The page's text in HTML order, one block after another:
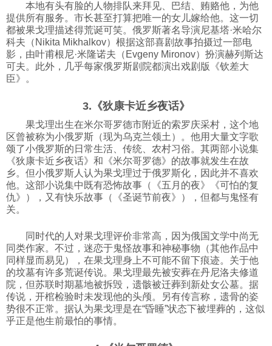
本地有头有脸的人物排队来拜见、巴结、贿赂他，为他
提供所有服务。市长甚至打算把唯一的女儿嫁给他。这一切
都被果戈理描述得荒诞可笑。俄罗斯著名导演尼基塔·米哈尔
科夫（Nikita Mikhalkov）根据这部喜剧故事拍摄过一部电
影，由叶甫根尼·米隆诺夫（Evgeny Mironov）扮演赫列斯达
可夫。此外，几乎每家俄罗斯剧院都演出戏剧版《钦差大
臣》。
3.《狄康卡近乡夜话》
果戈理出生在米尔哥罗德市附近的索罗庆采村，这个地
区曾被称为小俄罗斯（现为乌克兰领土）。他用大量文字歌
颂了小俄罗斯的日常生活、传统、农村习俗。其两部小说集
《狄康卡近乡夜话》和《米尔哥罗德》的故事就发生在故
乡。但小俄罗斯人认为果戈理过于俄罗斯化，因此并不喜欢
他。这部小说集中既有恐怖故事（《五月的夜》《可怕的复
仇》），又有快乐故事（《圣诞节前夜》），但都与鬼怪有
关。
同时代的人对果戈理评价非常高，因为俄国文学中尚无
同类作家。不过，迷恋于鬼怪故事和神秘事物（其他作品中
同样显而易见），在果戈理身上不可能不留下痕迹。关于他
的坟墓有许多荒诞传说。果戈理最先被安葬在丹尼洛夫修道
院，但苏联时期墓地被拆毁，遗骸被迁葬到新处女公墓。据
传说，开棺检验时未发现他的头颅。另有传言称，遗骨的姿
势很不正常。据认为果戈理是在“昏睡”状态下被埋葬的，这似
乎正是他生前最怕的事情。